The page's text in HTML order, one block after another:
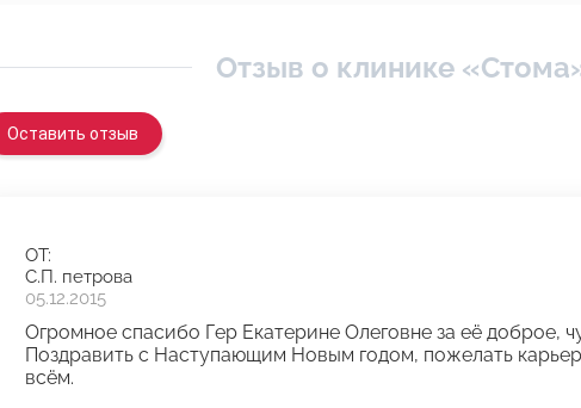
Отзыв о клинике
Оставить отзыв
ОТ:
С.П. петрова
05.12.2015
Огромное спасибо Гер Екатерине Олеговне за её доброе,
Поздравить с Наступающим Новым годом, пожелать
всём.